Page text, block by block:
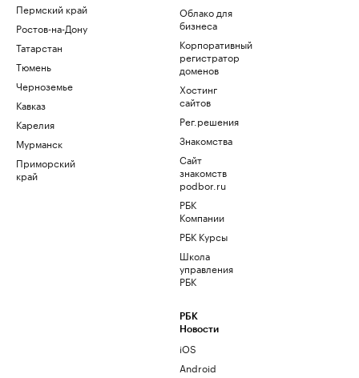
Пермский край
Ростов-на-Дону
Татарстан
Тюмень
Черноземье
Кавказ
Карелия
Мурманск
Приморский
край
Облако для
бизнеса
Корпоративный
регистратор
доменов
Хостинг
сайтов
Рег.решения
Знакомства
Сайт
знакомств
podbor.ru
РБК
Компании
РБК Курсы
Школа
управления
РБК
РБК
Новости
iOS
Android